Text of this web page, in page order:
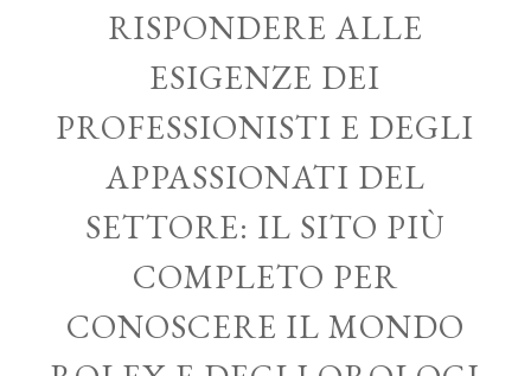
RISPONDERE ALLE
ESIGENZE DEI
PROFESSIONISTI E DEGLI
APPASSIONATI DEL
SETTORE: IL SITO PIÙ
COMPLETO PER
CONOSCERE IL MONDO